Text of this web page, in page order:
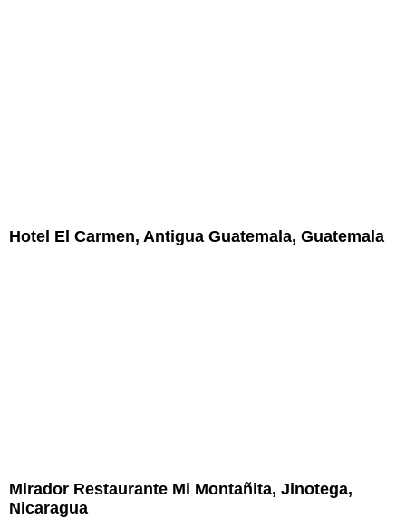
Hotel El Carmen, Antigua Guatemala, Guatemala
Mirador Restaurante Mi Montañita, Jinotega,
Nicaragua